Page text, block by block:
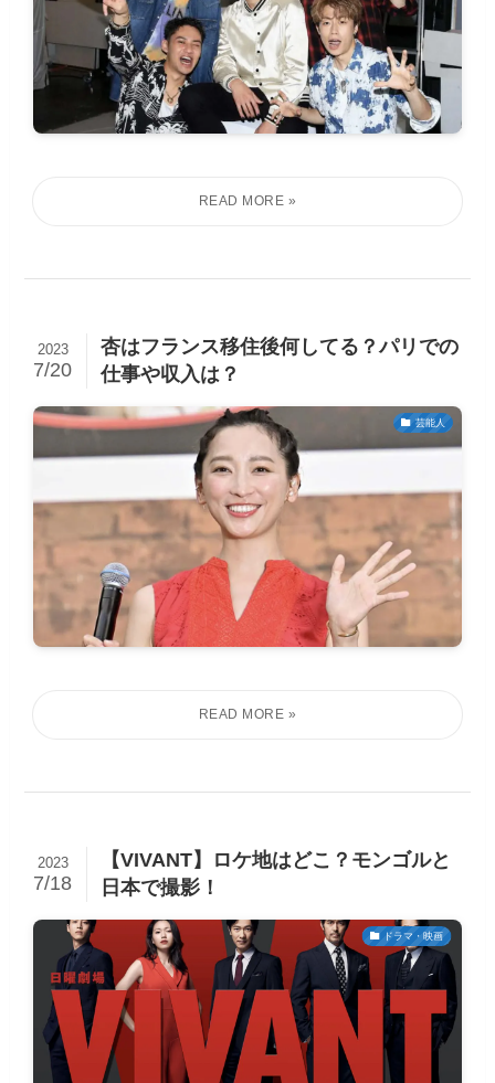
杏はフランス移住後何してる？パリでの
仕事や収入は？
2023
7/20
芸能人
【VIVANT】ロケ地はどこ？モンゴルと
日本で撮影！
2023
7/18
ドラマ・映画